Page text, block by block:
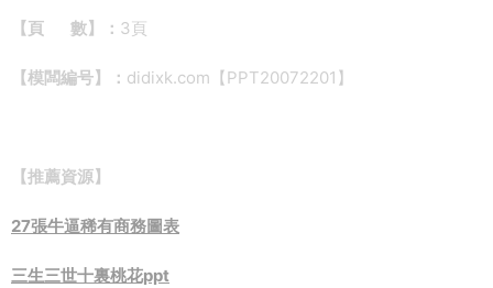
【頁 數】： 3頁
【模闆編号】： didixk.com【PPT20072201】
【推薦資源】
27張牛逼稀有商務圖表
三生三世十裏桃花ppt